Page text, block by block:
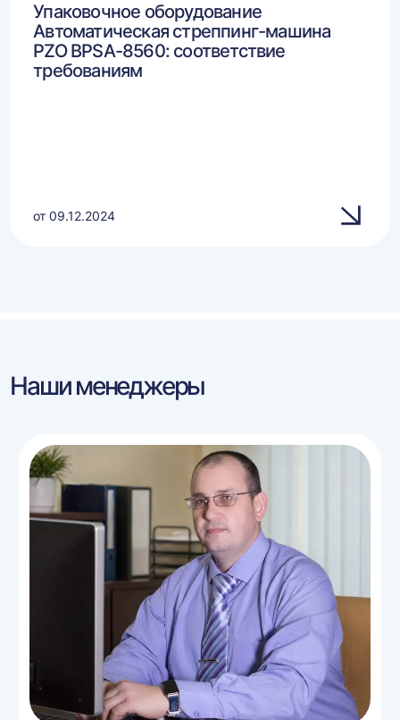
Упаковочное оборудование
Автоматическая стреппинг-машина
PZO BPSA-8560: соответствие
требованиям
от 09.12.2024
Наши менеджеры